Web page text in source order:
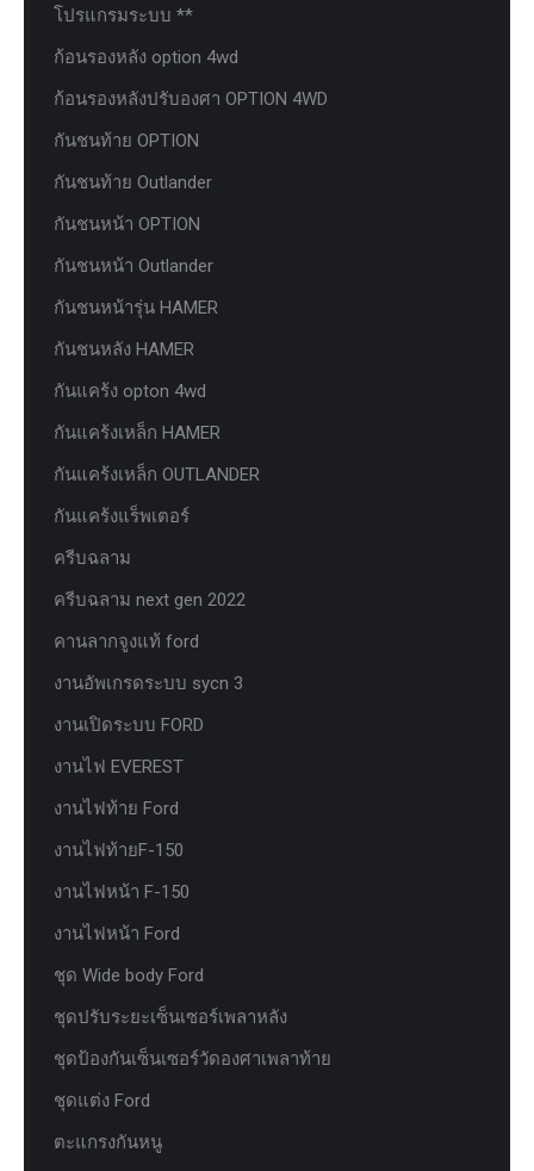
โปรแกรมระบบ **
ก้อนรองหลัง option 4wd
ก้อนรองหลังปรับองศา OPTION 4WD
กันชนท้าย OPTION
กันชนท้าย Outlander
กันชนหน้า OPTION
กันชนหน้า Outlander
กันชนหน้ารุ่น HAMER
กันชนหลัง HAMER
กันแคร้ง opton 4wd
กันแคร้งเหล็ก HAMER
กันแคร้งเหล็ก OUTLANDER
กันแคร้งแร็พเตอร์
ครีบฉลาม
ครีบฉลาม next gen 2022
คานลากจูงแท้ ford
งานอัพเกรดระบบ sycn 3
งานเปิดระบบ FORD
งานไฟ EVEREST
งานไฟท้าย Ford
งานไฟท้ายF-150
งานไฟหน้า F-150
งานไฟหน้า Ford
ชุด Wide body Ford
ชุดปรับระยะเซ็นเซอร์เพลาหลัง
ชุดป้องกันเซ็นเซอร์วัดองศาเพลาท้าย
ชุดแต่ง Ford
ตะแกรงกันหนู